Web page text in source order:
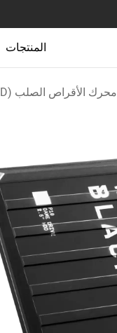
المنتجات
محرك الأقراص الصلب (HDD)